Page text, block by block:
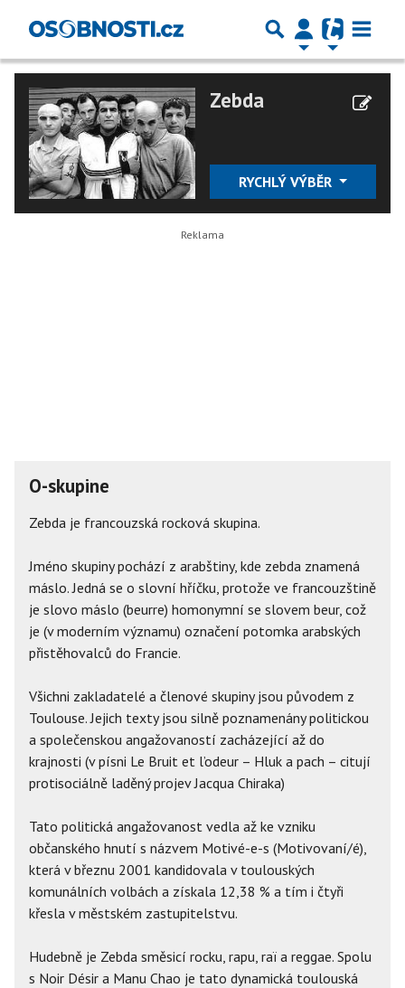
Zebda
RYCHLÝ VÝBĚR
O-skupine
Zebda je francouzská rocková skupina.
Jméno skupiny pochází z arabštiny, kde zebda znamená
máslo. Jedná se o slovní hříčku, protože ve francouzštině
je slovo máslo (beurre) homonymní se slovem beur, což
je (v moderním významu) označení potomka arabských
přistěhovalců do Francie.
Všichni zakladatelé a členové skupiny jsou původem z
Toulouse. Jejich texty jsou silně poznamenány politickou
a společenskou angažovaností zacházející až do
krajnosti (v písni Le Bruit et l’odeur – Hluk a pach – citují
protisociálně laděný projev Jacqua Chiraka)
Tato politická angažovanost vedla až ke vzniku
občanského hnutí s názvem Motivé-e-s (Motivovaní/é),
která v březnu 2001 kandidovala v toulouských
komunálních volbách a získala 12,38 % a tím i čtyři
křesla v městském zastupitelstvu.
Hudebně je Zebda směsicí rocku, rapu, raï a reggae. Spolu
s Noir Désir a Manu Chao je tato dynamická toulouská